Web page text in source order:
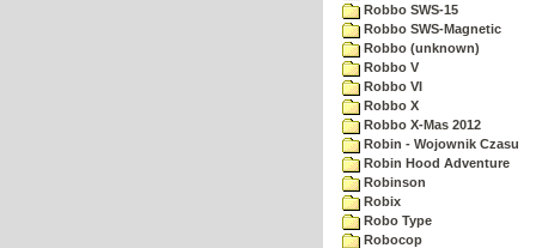
Robbo SWS-15
Robbo SWS-Magnetic
Robbo (unknown)
Robbo V
Robbo VI
Robbo X
Robbo X-Mas 2012
Robin - Wojownik Czasu
Robin Hood Adventure
Robinson
Robix
Robo Type
Robocop